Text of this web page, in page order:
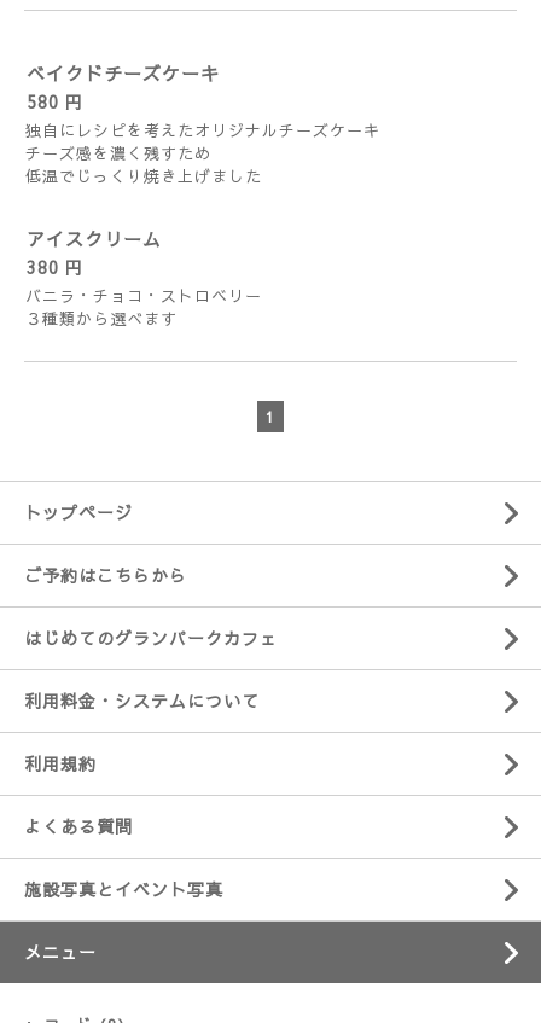
ベイクドチーズケーキ
580 円
独自にレシピを考えたオリジナルチーズケーキ
チーズ感を濃く残すため
低温でじっくり焼き上げました
アイスクリーム
380 円
バニラ・チョコ・ストロベリー
３種類から選べます
1
トップページ
ご予約はこちらから
はじめてのグランパークカフェ
利用料金・システムについて
利用規約
よくある質問
施設写真とイベント写真
メニュー